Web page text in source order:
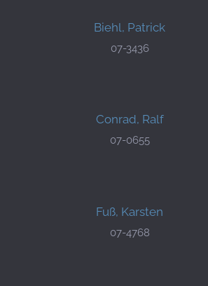
Biehl, Patrick
07-3436
Conrad, Ralf
07-0655
Fuß, Karsten
07-4768